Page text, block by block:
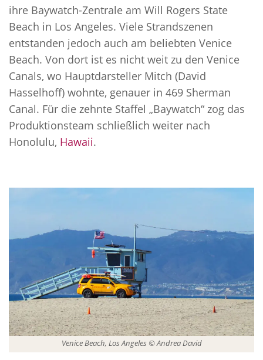
ihre Baywatch-Zentrale am Will Rogers State
Beach in Los Angeles. Viele Strandszenen
entstanden jedoch auch am beliebten Venice
Beach. Von dort ist es nicht weit zu den Venice
Canals, wo Hauptdarsteller Mitch (David
Hasselhoff) wohnte, genauer in 469 Sherman
Canal. Für die zehnte Staffel „Baywatch“ zog das
Produktionsteam schließlich weiter nach
Honolulu, Hawaii.
Venice Beach, Los Angeles © Andrea David